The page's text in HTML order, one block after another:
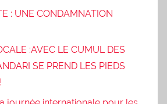
: UNE CONDAMNATION
:AVEC LE CUMUL DES
SE PREND LES PIEDS